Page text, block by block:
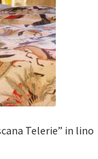
Telerie” in lino